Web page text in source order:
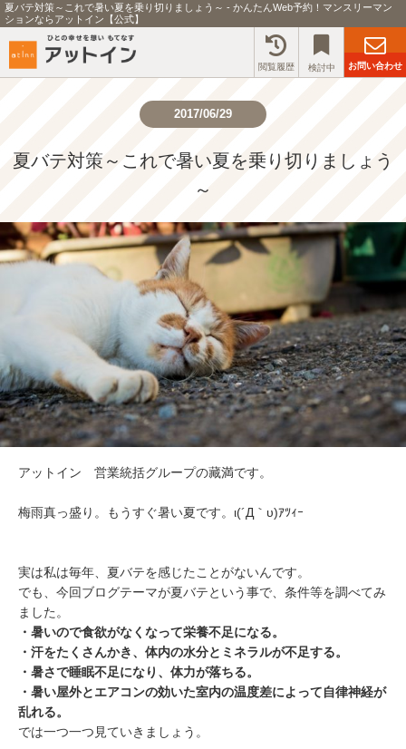
夏バテ対策～これで暑い夏を乗り切りましょう～ - かんたんWeb予約！マンスリーマン
ションならアットイン【公式】
閲覧履歴 検討中 お問い合わせ
2017/06/29
夏バテ対策～これで暑い夏を乗り切りましょう
～
アットイン 営業統括グループの藏満です。
梅雨真っ盛り。もうすぐ暑い夏です。ι(´Д｀υ)ｱﾂｨｰ
実は私は毎年、夏バテを感じたことがないんです。
でも、今回ブログテーマが夏バテという事で、条件等を調べてみ
ました。
・暑いので食欲がなくなって栄養不足になる。
・汗をたくさんかき、体内の水分とミネラルが不足する。
・暑さで睡眠不足になり、体力が落ちる。
・暑い屋外とエアコンの効いた室内の温度差によって自律神経が
乱れる。
では一つ一つ見ていきましょう。